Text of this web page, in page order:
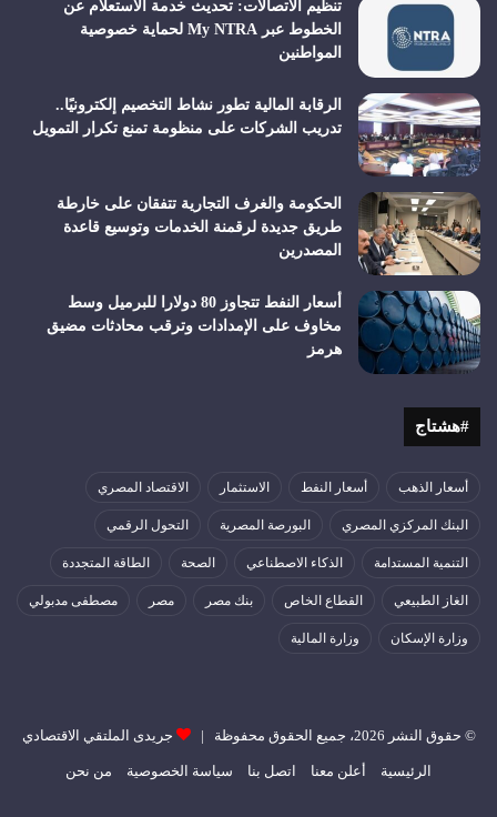
تنظيم الاتصالات: تحديث خدمة الاستعلام عن
الخطوط عبر My NTRA لحماية خصوصية
المواطنين
الرقابة المالية تطور نشاط التخصيم إلكترونيًا..
تدريب الشركات على منظومة تمنع تكرار التمويل
الحكومة والغرف التجارية تتفقان على خارطة
طريق جديدة لرقمنة الخدمات وتوسيع قاعدة
المصدرين
أسعار النفط تتجاوز 80 دولارا للبرميل وسط
مخاوف على الإمدادات وترقب محادثات مضيق
هرمز
#هشتاج
أسعار الذهب أسعار النفط الاستثمار الاقتصاد المصري
البنك المركزي المصري البورصة المصرية التحول الرقمي
التنمية المستدامة الذكاء الاصطناعي الصحة الطاقة المتجددة
الغاز الطبيعي القطاع الخاص بنك مصر مصر مصطفى مدبولي
وزارة الإسكان وزارة المالية
© حقوق النشر 2026، جميع الحقوق محفوظة | جريدى الملتقي الاقتصادي
الرئيسية أعلن معنا اتصل بنا سياسة الخصوصية من نحن